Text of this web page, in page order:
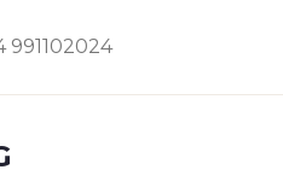
991102024